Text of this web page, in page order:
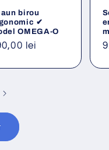
birou
✔
OMEGA-O
lei